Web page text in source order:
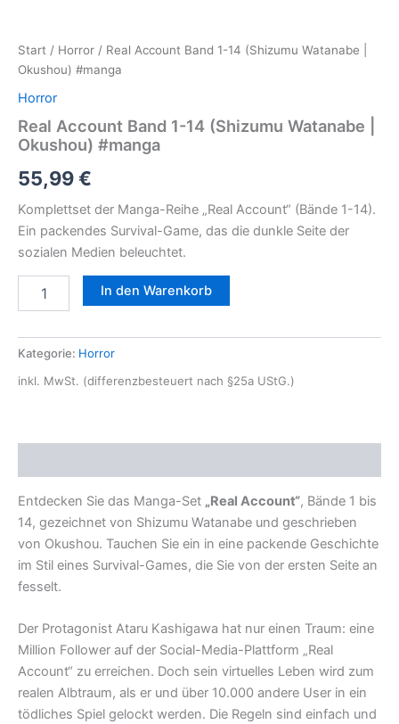
Start / Horror / Real Account Band 1-14 (Shizumu Watanabe |
Okushou) #manga
Horror
Real Account Band 1-14 (Shizumu Watanabe |
Okushou) #manga
55,99€
Komplettset der Manga-Reihe „Real Account“ (Bände 1-14).
Ein packendes Survival-Game, das die dunkle Seite der
sozialen Medien beleuchtet.
In den Warenkorb
Kategorie: Horror
inkl. MwSt. (differenzbesteuert nach §25a UStG.)
Entdecken Sie das Manga-Set „Real Account“, Bände 1 bis
14, gezeichnet von Shizumu Watanabe und geschrieben
von Okushou. Tauchen Sie ein in eine packende Geschichte
im Stil eines Survival-Games, die Sie von der ersten Seite an
fesselt.
Der Protagonist Ataru Kashigawa hat nur einen Traum: eine
Million Follower auf der Social-Media-Plattform „Real
Account“ zu erreichen. Doch sein virtuelles Leben wird zum
realen Albtraum, als er und über 10.000 andere User in ein
tödliches Spiel gelockt werden. Die Regeln sind einfach und